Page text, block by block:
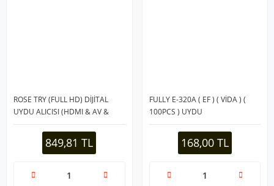
ROSE TRY (FULL HD) DİJİTAL
UYDU ALICISI (HDMI & AV &
Rs232) (WİFİ & YOUTUBE)
(1080P) (OTOMATİK KANAL
GÜNCELLEME)*60
849,81 TL
FULLY E-320A ( EF ) ( VİDA ) (
100PCS ) UYDU
KONNEKTÖR*1X100
168,00 TL